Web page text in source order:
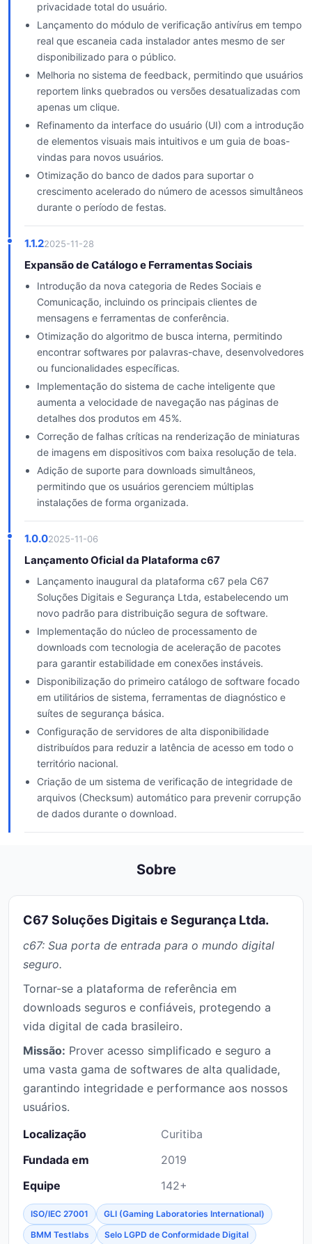
privacidade total do usuário.
Lançamento do módulo de verificação antivírus em tempo
real que escaneia cada instalador antes mesmo de ser
disponibilizado para o público.
Melhoria no sistema de feedback, permitindo que usuários
reportem links quebrados ou versões desatualizadas com
apenas um clique.
Refinamento da interface do usuário (UI) com a introdução
de elementos visuais mais intuitivos e um guia de boas-
vindas para novos usuários.
Otimização do banco de dados para suportar o
crescimento acelerado do número de acessos simultâneos
durante o período de festas.
1.1.22025-11-28
Expansão de Catálogo e Ferramentas Sociais
Introdução da nova categoria de Redes Sociais e
Comunicação, incluindo os principais clientes de
mensagens e ferramentas de conferência.
Otimização do algoritmo de busca interna, permitindo
encontrar softwares por palavras-chave, desenvolvedores
ou funcionalidades específicas.
Implementação do sistema de cache inteligente que
aumenta a velocidade de navegação nas páginas de
detalhes dos produtos em 45%.
Correção de falhas críticas na renderização de miniaturas
de imagens em dispositivos com baixa resolução de tela.
Adição de suporte para downloads simultâneos,
permitindo que os usuários gerenciem múltiplas
instalações de forma organizada.
1.0.02025-11-06
Lançamento Oficial da Plataforma c67
Lançamento inaugural da plataforma c67 pela C67
Soluções Digitais e Segurança Ltda, estabelecendo um
novo padrão para distribuição segura de software.
Implementação do núcleo de processamento de
downloads com tecnologia de aceleração de pacotes
para garantir estabilidade em conexões instáveis.
Disponibilização do primeiro catálogo de software focado
em utilitários de sistema, ferramentas de diagnóstico e
suítes de segurança básica.
Configuração de servidores de alta disponibilidade
distribuídos para reduzir a latência de acesso em todo o
território nacional.
Criação de um sistema de verificação de integridade de
arquivos (Checksum) automático para prevenir corrupção
de dados durante o download.
Sobre
C67 Soluções Digitais e Segurança Ltda.
c67: Sua porta de entrada para o mundo digital
seguro.
Tornar-se a plataforma de referência em
downloads seguros e confiáveis, protegendo a
vida digital de cada brasileiro.
Missão: Prover acesso simplificado e seguro a
uma vasta gama de softwares de alta qualidade,
garantindo integridade e performance aos nossos
usuários.
Localização
Curitiba
Fundada em
2019
Equipe
142+
ISO/IEC 27001
GLI (Gaming Laboratories International)
BMM Testlabs
Selo LGPD de Conformidade Digital